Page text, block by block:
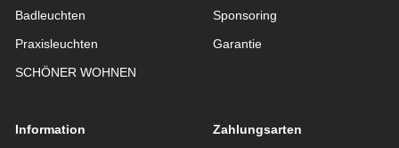
Badleuchten
Praxisleuchten
SCHÖNER WOHNEN
Sponsoring
Garantie
Information Zahlungsarten